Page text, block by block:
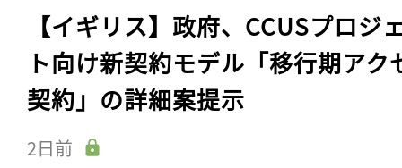
【イギリス】政府、CCUSプロジ
ト向け新契約モデル「移行期アク
契約」の詳細案提示
2日前